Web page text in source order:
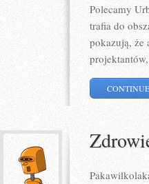
Polecamy
trafia do
pokazują, że
CONTINUE